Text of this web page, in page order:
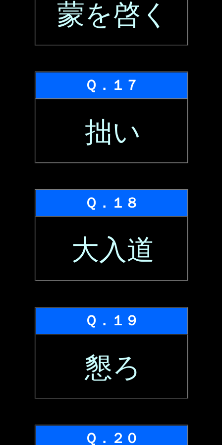
蒙を啓く
Ｑ．１７
拙い
Ｑ．１８
大入道
Ｑ．１９
懇ろ
Ｑ．２０